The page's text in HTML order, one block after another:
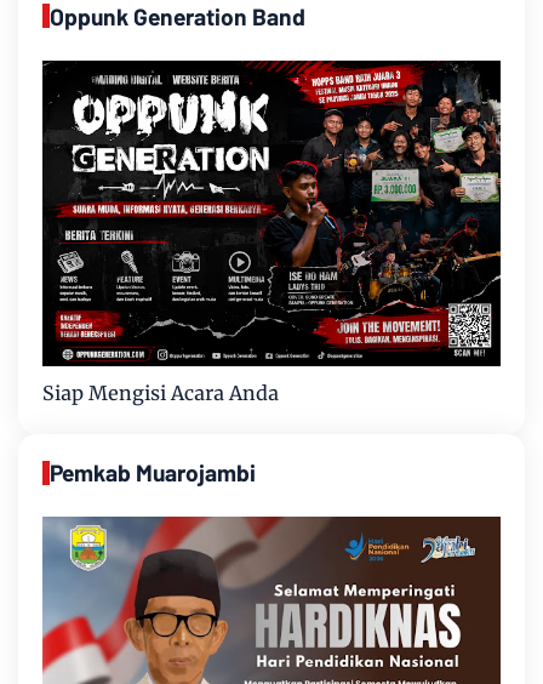
Oppunk Generation Band
Siap Mengisi Acara Anda
Pemkab Muarojambi